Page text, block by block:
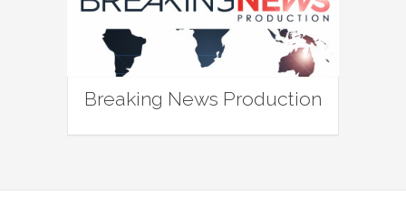
Breaking News Production